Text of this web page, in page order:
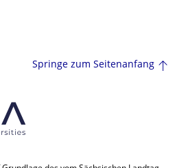
Springe zum Seitenanfang